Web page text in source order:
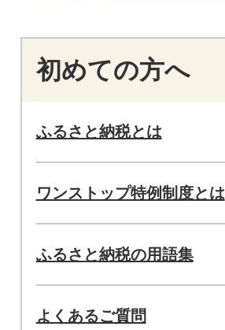
初めての方へ
ふるさと納税とは
ワンストップ特例制度とは
ふるさと納税の用語集
よくあるご質問